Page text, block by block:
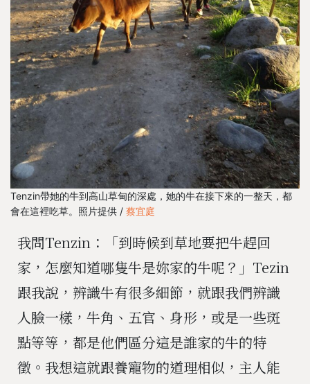
Tenzin帶她的牛到高山草甸的深處，她的牛在接下來的一整天，都
會在這裡吃草。照片提供 / 蔡宜庭
我問Tenzin：「到時候到草地要把牛趕回
家，怎麼知道哪隻牛是妳家的牛呢？」Tezin
跟我說，辨識牛有很多細節，就跟我們辨識
人臉一樣，牛角、五官、身形，或是一些斑
點等等，都是他們區分這是誰家的牛的特
徵。我想這就跟養寵物的道理相似，主人能